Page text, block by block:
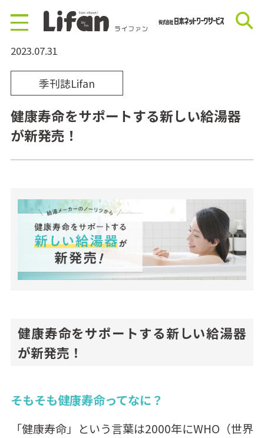
2023.07.31
季刊誌Lifan
健康寿命をサポートする新しい給湯器
が新発売！
健康寿命をサポートする新しい給湯器
が新発売！
そもそも健康寿命ってなに？
「健康寿命」という言葉は2000年にWHO（世界